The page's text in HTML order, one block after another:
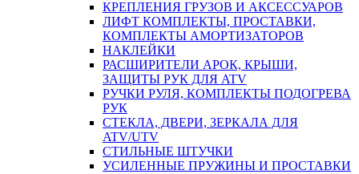
КРЕПЛЕНИЯ ГРУЗОВ И АКСЕССУАРОВ
ЛИФТ КОМПЛЕКТЫ, ПРОСТАВКИ,
КОМПЛЕКТЫ АМОРТИЗАТОРОВ
НАКЛЕЙКИ
РАСШИРИТЕЛИ АРОК, КРЫШИ,
ЗАЩИТЫ РУК ДЛЯ ATV
РУЧКИ РУЛЯ, КОМПЛЕКТЫ ПОДОГРЕВА
РУК
СТЕКЛА, ДВЕРИ, ЗЕРКАЛА ДЛЯ
ATV/UTV
СТИЛЬНЫЕ ШТУЧКИ
УСИЛЕННЫЕ ПРУЖИНЫ И ПРОСТАВКИ